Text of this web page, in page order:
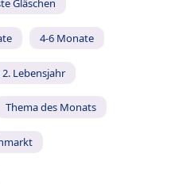
Gläschen
4-6 Monate
Lebensjahr
Thema des Monats